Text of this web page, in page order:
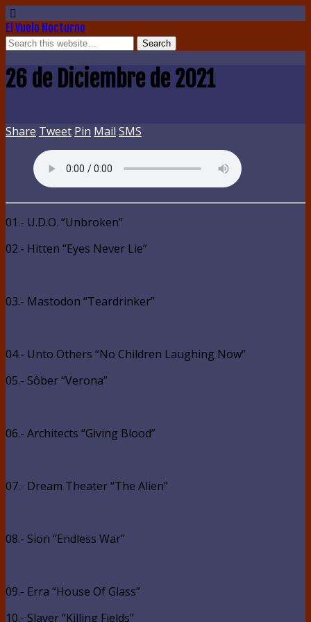
El Vuelo Nocturno
26 de Diciembre de 2021
Share Tweet Pin Mail SMS
01.- U.D.O. “Unbroken”
02.- Hitten “Eyes Never Lie”
03.- Mastodon “Teardrinker”
04.- Unto Others “No Children Laughing Now”
05.- Sôber “Verona”
06.- Architects “Giving Blood”
07.- Dream Theater “The Alien”
08.- Sion “Endless War”
09.- Erra “House Of Glass”
10.- Slayer “Killing Fields”